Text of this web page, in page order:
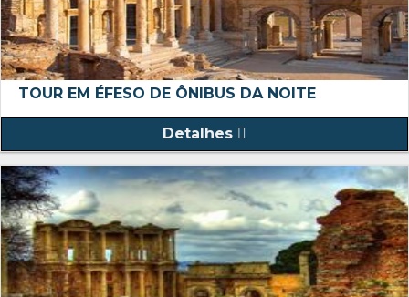
TOUR EM ÉFESO DE ÔNIBUS DA NOITE
Detalhes